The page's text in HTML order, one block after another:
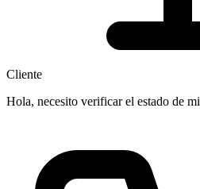
Cliente
Hola, necesito verificar el estado de